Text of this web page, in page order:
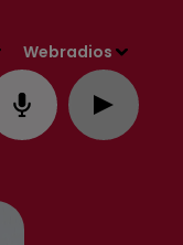
Webradios